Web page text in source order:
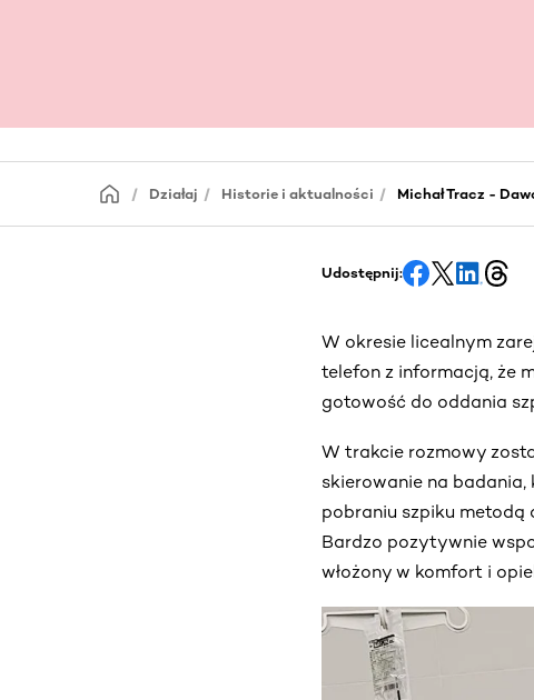
Działaj Historie i aktualności Michał Tracz -
Udostępnij:
W okresie licealnym
telefon z informacją, że
gotowość do oddania
W trakcie rozmowy
skierowanie na
pobraniu szpiku metodą
Bardzo pozytywnie
włożony w komfort i